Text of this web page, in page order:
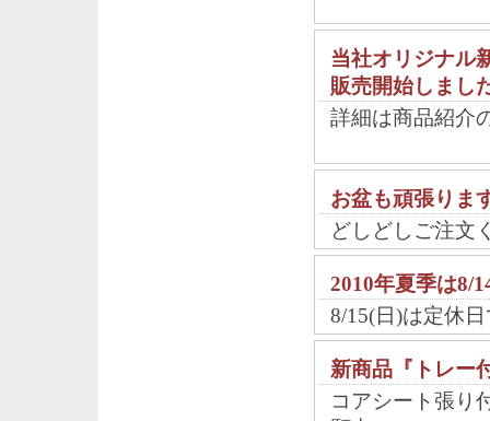
当社オリジナル
販売開始しまし
詳細は商品紹介
お盆も頑張りま
どしどしご注文
2010年夏季は8/
8/15(日)は定休
新商品『トレー
コアシート張り